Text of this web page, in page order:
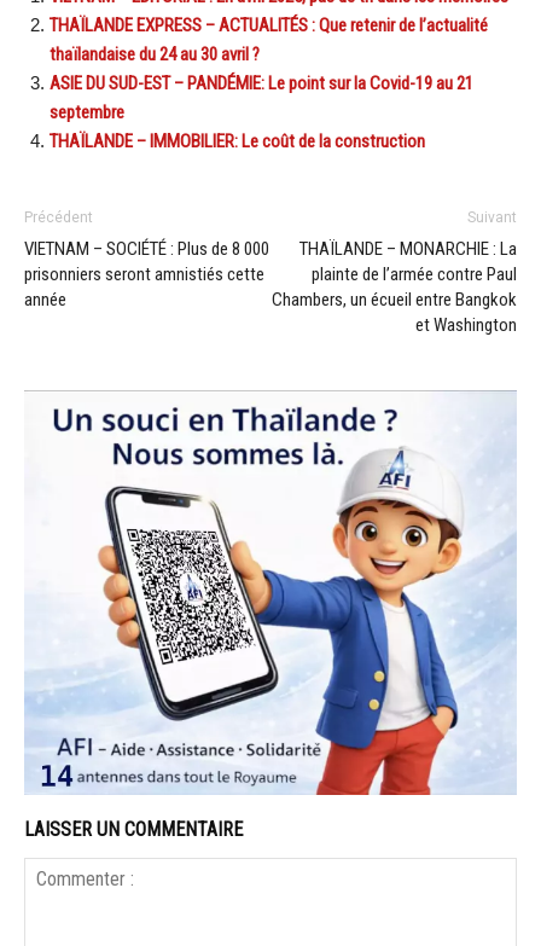
THAÏLANDE EXPRESS – ACTUALITÉS : Que retenir de l’actualité
thaïlandaise du 24 au 30 avril ?
ASIE DU SUD-EST – PANDÉMIE: Le point sur la Covid-19 au 21
septembre
THAÏLANDE – IMMOBILIER: Le coût de la construction
Précédent
VIETNAM – SOCIÉTÉ : Plus de 8 000
prisonniers seront amnistiés cette
année
Suivant
THAÏLANDE – MONARCHIE : La
plainte de l’armée contre Paul
Chambers, un écueil entre Bangkok
et Washington
LAISSER UN COMMENTAIRE